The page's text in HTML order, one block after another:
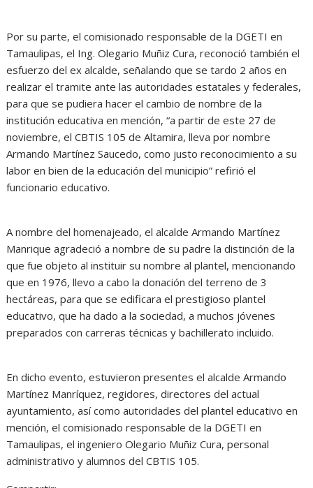
Por su parte, el comisionado responsable de la DGETI en
Tamaulipas, el Ing. Olegario Muñiz Cura, reconoció también el
esfuerzo del ex alcalde, señalando que se tardo 2 años en
realizar el tramite ante las autoridades estatales y federales,
para que se pudiera hacer el cambio de nombre de la
institución educativa en mención, “a partir de este 27 de
noviembre, el CBTIS 105 de Altamira, lleva por nombre
Armando Martínez Saucedo, como justo reconocimiento a su
labor en bien de la educación del municipio” refirió el
funcionario educativo.
A nombre del homenajeado, el alcalde Armando Martínez
Manrique agradeció a nombre de su padre la distinción de la
que fue objeto al instituir su nombre al plantel, mencionando
que en 1976, llevo a cabo la donación del terreno de 3
hectáreas, para que se edificara el prestigioso plantel
educativo, que ha dado a la sociedad, a muchos jóvenes
preparados con carreras técnicas y bachillerato incluido.
En dicho evento, estuvieron presentes el alcalde Armando
Martínez Manríquez, regidores, directores del actual
ayuntamiento, así como autoridades del plantel educativo en
mención, el comisionado responsable de la DGETI en
Tamaulipas, el ingeniero Olegario Muñiz Cura, personal
administrativo y alumnos del CBTIS 105.